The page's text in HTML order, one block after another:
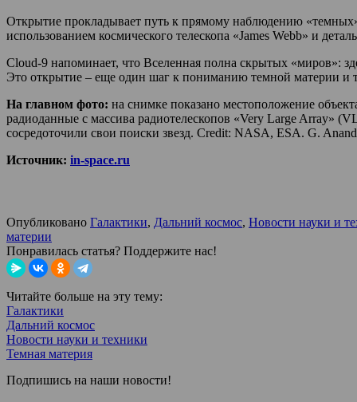
Открытие прокладывает путь к прямому наблюдению
использованием космического телескопа «James Webb» и
Cloud‑9 напоминает, что Вселенная полна скрытых «миров»:
Это открытие – еще один шаг к пониманию темной материи и
На главном фото: на снимке показано местоположение
радиоданные с массива радиотелескопов «Very Large Array»
сосредоточили свои поиски звезд. Credit: NASA, ESA. G.
Источник: in-space.ru
Опубликовано Галактики, Дальний космос, Новости науки и
материи
Понравилась статья? Поддержите нас!
Читайте больше на эту тему:
Галактики
Дальний космос
Новости науки и техники
Темная материя
Подпишись на наши новости!